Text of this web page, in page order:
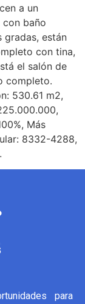
a un
baño
están
con tina,
el salón de
completo.
530.61 m2,
Más
8332-4288,
para